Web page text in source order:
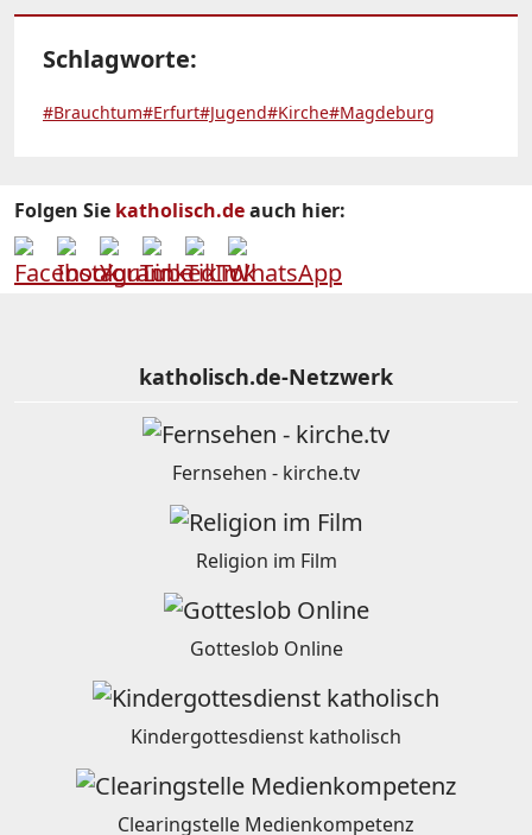
Schlagworte:
#Brauchtum#Erfurt#Jugend#Kirche#Magdeburg
Folgen Sie katholisch.deauch hier:
katholisch.de-Netzwerk
Fernsehen - kirche.tv
Religion im Film
Gotteslob Online
Kindergottesdienst katholisch
Clearingstelle Medienkompetenz